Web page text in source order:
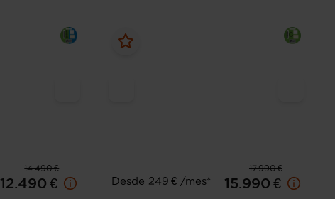
14.490 €
12.490 €
17.990 €
Desde 249 € /mes*
15.990 €